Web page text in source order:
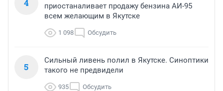
4
приостаналивает продажу бензина АИ-95
всем желающим в Якутске
1 098 Обсудить
5
Сильный ливень полил в Якутске. Синоптики
такого не предвидели
935 Обсудить